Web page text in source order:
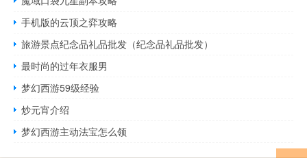
手机版的云顶之弈攻略
旅游景点纪念品礼品批发（纪念品礼品批发）
最时尚的过年衣服男
梦幻西游59级经验
炒元宵介绍
梦幻西游主动法宝怎么领